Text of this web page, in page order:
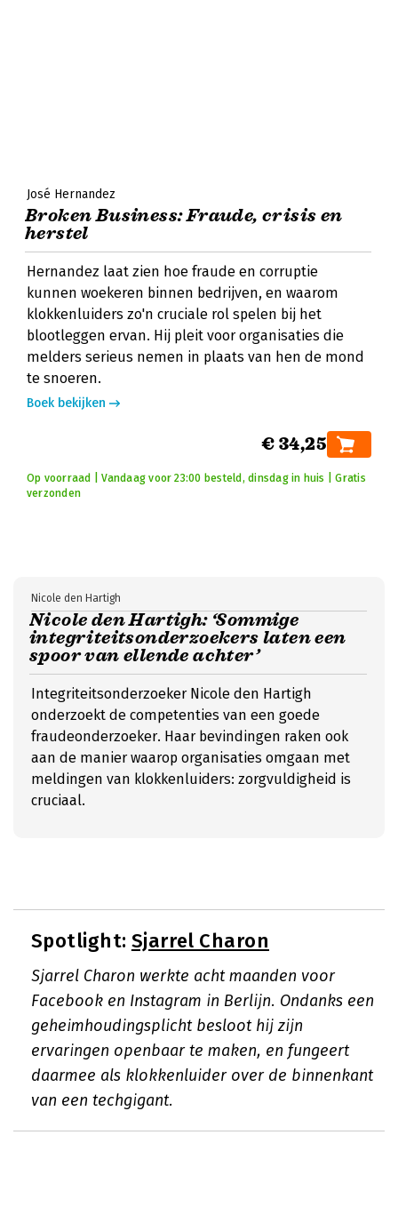
José Hernandez
Broken Business: Fraude, crisis en
herstel
Hernandez laat zien hoe fraude en corruptie
kunnen woekeren binnen bedrijven, en waarom
klokkenluiders zo'n cruciale rol spelen bij het
blootleggen ervan. Hij pleit voor organisaties die
melders serieus nemen in plaats van hen de mond
te snoeren.
Boek bekijken
€ 34,25
Op voorraad | Vandaag voor 23:00 besteld, dinsdag in huis | Gratis
verzonden
Nicole den Hartigh: ‘Sommige
integriteitsonderzoekers laten een
spoor van ellende achter’
Nicole den Hartigh
Integriteitsonderzoeker Nicole den Hartigh
onderzoekt de competenties van een goede
fraudeonderzoeker. Haar bevindingen raken ook
aan de manier waarop organisaties omgaan met
meldingen van klokkenluiders: zorgvuldigheid is
cruciaal.
Spotlight: Sjarrel Charon
Sjarrel Charon werkte acht maanden voor
Facebook en Instagram in Berlijn. Ondanks een
geheimhoudingsplicht besloot hij zijn
ervaringen openbaar te maken, en fungeert
daarmee als klokkenluider over de binnenkant
van een techgigant.